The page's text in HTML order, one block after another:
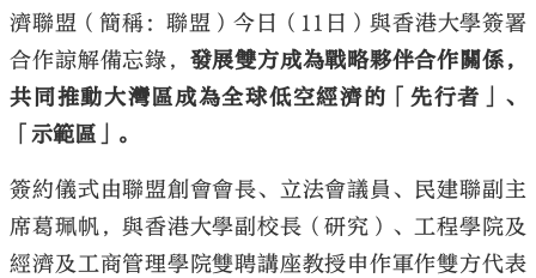
濟聯盟（簡稱：聯盟）今日（11日）與香港大學簽署
合作諒解備忘錄， 發展雙方成為戰略夥伴合作關係，
共同推動大灣區成為全球低空經濟的「先行者」、
「示範區」。
簽約儀式由聯盟創會會長、立法會議員、民建聯副主
席葛珮帆，與香港大學副校長（研究）、工程學院及
經濟及工商管理學院雙聘講座教授申作軍作雙方代表